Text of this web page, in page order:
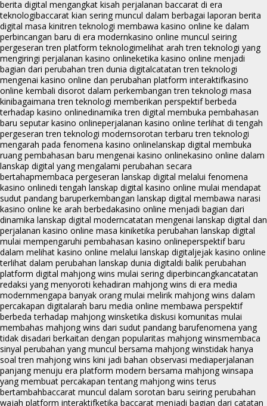
berita digital mengangkat kisah perjalanan baccarat di era
teknologibaccarat kian sering muncul dalam berbagai laporan berita
digital masa kinitren teknologi membawa kasino online ke dalam
perbincangan baru di era modernkasino online muncul seiring
pergeseran tren platform teknologimelihat arah tren teknologi yang
mengiringi perjalanan kasino onlineketika kasino online menjadi
bagian dari perubahan tren dunia digitalcatatan tren teknologi
mengenai kasino online dan perubahan platform interaktifkasino
online kembali disorot dalam perkembangan tren teknologi masa
kinibagaimana tren teknologi memberikan perspektif berbeda
terhadap kasino onlinedinamika tren digital membuka pembahasan
baru seputar kasino onlineperjalanan kasino online terlihat di tengah
pergeseran tren teknologi modernsorotan terbaru tren teknologi
mengarah pada fenomena kasino onlinelanskap digital membuka
ruang pembahasan baru mengenai kasino onlinekasino online dalam
lanskap digital yang mengalami perubahan secara
bertahapmembaca pergeseran lanskap digital melalui fenomena
kasino onlinedi tengah lanskap digital kasino online mulai mendapat
sudut pandang baruperkembangan lanskap digital membawa narasi
kasino online ke arah berbedakasino online menjadi bagian dari
dinamika lanskap digital moderncatatan mengenai lanskap digital dan
perjalanan kasino online masa kiniketika perubahan lanskap digital
mulai mempengaruhi pembahasan kasino onlineperspektif baru
dalam melihat kasino online melalui lanskap digitaljejak kasino online
terlihat dalam perubahan lanskap dunia digitaldi balik perubahan
platform digital mahjong wins mulai sering diperbincangkancatatan
redaksi yang menyoroti kehadiran mahjong wins di era media
modernmengapa banyak orang mulai melirik mahjong wins dalam
percakapan digitalarah baru media online membawa perspektif
berbeda terhadap mahjong winsketika diskusi komunitas mulai
membahas mahjong wins dari sudut pandang barufenomena yang
tidak disadari berkaitan dengan popularitas mahjong winsmembaca
sinyal perubahan yang muncul bersama mahjong winstidak hanya
soal tren mahjong wins kini jadi bahan observasi mediaperjalanan
panjang menuju era platform modern bersama mahjong winsapa
yang membuat percakapan tentang mahjong wins terus
bertambahbaccarat muncul dalam sorotan baru seiring perubahan
wajah platform interaktifketika baccarat menjadi bagian dari catatan